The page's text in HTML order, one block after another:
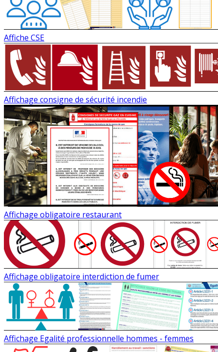
Affiche CSE
Affichage consigne de sécurité incendie
Affichage obligatoire restaurant
Affichage obligatoire interdiction de fumer
Affichage Egalité professionnelle hommes - femmes